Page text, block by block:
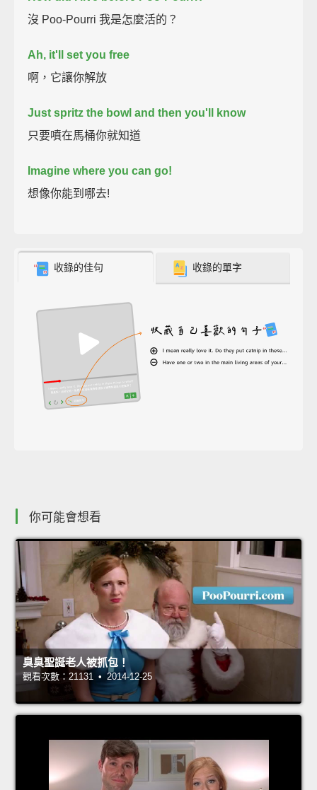
沒 Poo-Pourri 我是怎麼活的？
Ah, it'll set you free
啊，它讓你解放
Just spritz the bowl and then you'll know
只要噴在馬桶你就知道
Imagine where you can go!
想像你能到哪去!
收錄的佳句 收錄的單字
你可能會想看
臭臭聖誕老人被抓包！
觀看次數：21131 • 2014-12-25